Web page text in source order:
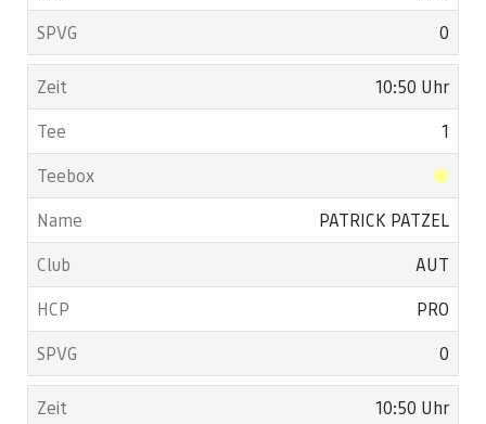
0
10:50 Uhr
1
PATRICK PATZEL
AUT
PRO
0
10:50 Uhr